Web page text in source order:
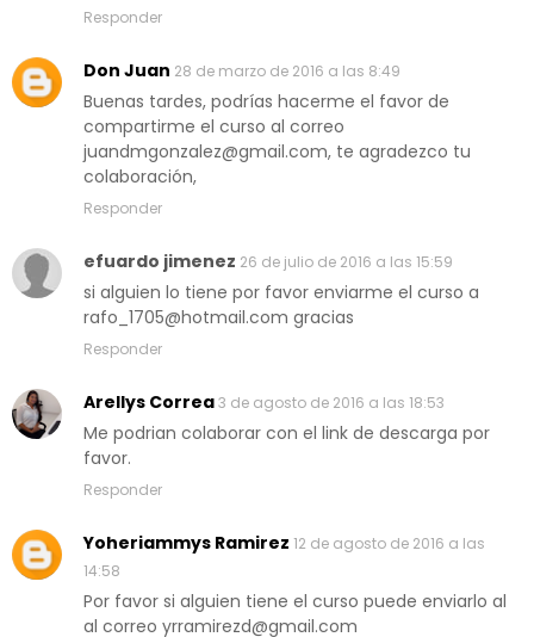
Responder
Don Juan 28 de marzo de 2016 a las 8:49
Buenas tardes, podrías hacerme el favor de
compartirme el curso al correo
juandmgonzalez@gmail.com, te agradezco tu
colaboración,
Responder
efuardo jimenez 26 de julio de 2016 a las 15:59
si alguien lo tiene por favor enviarme el curso a
rafo_1705@hotmail.com gracias
Responder
Arellys Correa3 de agosto de 2016 a las 18:53
Me podrian colaborar con el link de descarga por
favor.
Responder
Yoheriammys Ramirez 12 de agosto de 2016 a las
14:58
Por favor si alguien tiene el curso puede enviarlo al
al correo yrramirezd@gmail.com